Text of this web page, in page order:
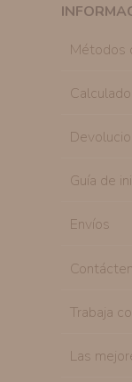
Métodos
Guía de
Envíos
Trabaja
Las